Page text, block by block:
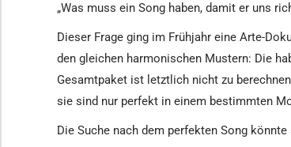
„Was muss ein Song haben, damit er uns
Dieser Frage ging im Frühjahr eine Arte-
den gleichen harmonischen Mustern: Die
Gesamtpaket ist letztlich nicht zu
sie sind nur perfekt in einem bestimmten
Die Suche nach dem perfekten Song